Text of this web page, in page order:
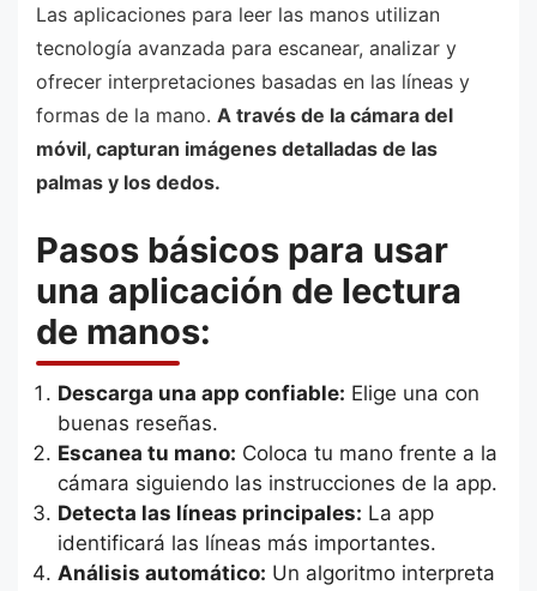
Las aplicaciones para leer las manos utilizan
tecnología avanzada para escanear, analizar y
ofrecer interpretaciones basadas en las líneas y
formas de la mano. A través de la cámara del
móvil, capturan imágenes detalladas de las
palmas y los dedos.
Pasos básicos para usar
una aplicación de lectura
de manos:
Descarga una app confiable: Elige una con
buenas reseñas.
Escanea tu mano: Coloca tu mano frente a la
cámara siguiendo las instrucciones de la app.
Detecta las líneas principales: La app
identificará las líneas más importantes.
Análisis automático: Un algoritmo interpreta